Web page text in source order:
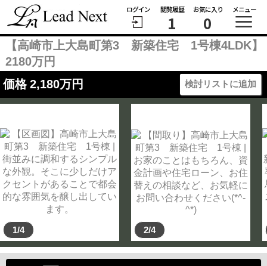
ログイン 閲覧履歴
1
お気に入り
0
メニュー
【高崎市上大島町第3 新築住宅 1号棟4LDK】
2180万円
価格 2,180万円 検討リストに追加
1/4 2/4